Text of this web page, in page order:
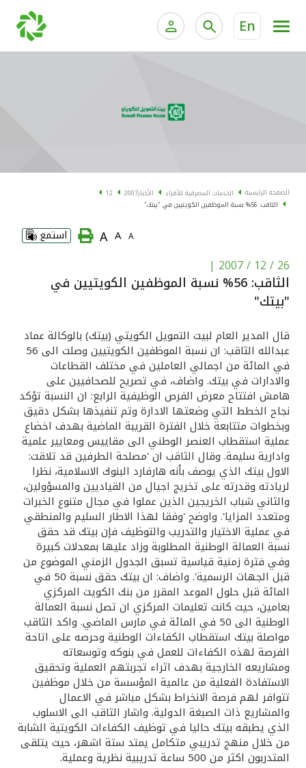
En
الخدمات المصرفية الإلكترونية للشركات
البطاقات
"برامج العملاء"
الاستثمار
القنوات المصرفية
أدوات وخدمات
خدمات ما بعد البيع
اتصل بنا
مواقع الفروع وأجهزة الصرف الآلي
ألمانيا
ماليزيا
تركيا
مصر
المملكة المتحدة
مملكة البحرين
الصفحة الرئيسية الخدمات المصرفية للأفراد الأخبار2007
12
الثاقب: 56% نسبة الموظفين الكويتيين في "بيتك"
A
A
A استمع
26 / 12 / 2007
|
الثاقب: 56% نسبة الموظفين الكويتيين في
"بيتك"
قال المدير العام لبيت التمويل الكويتي (بيتك) بالوكالة عماد
عبدالله الثاقب: ان نسبة الموظفين الكويتيين وصلت الى 56
في المائة من اجمالي العاملين في مختلف القطاعات
والادارات في بيتك. واضاف، في تصريح للصحافيين على
هامش افتتاح معرض الفرص الوظيفية الرابع: ان النسبة تؤكد
نجاح الخطط التي وضعتها الادارة وتم تنفيذها بشكل دقيق
وبخطوات متتابعة خلال الفترة القريبة الماضية بهدف اخضاع
عملية استقطاب العنصر الوطني الى مقاييس ومعايير علمية
وادارية سليمة. وقال الثاقب ان 'مصلحة الطرفين قد تلاقت:
الاول بيتك الذي يوصف بأنه هارفارد البنوك الاسلامية، نظرا
لريادته وقدرته على تخريج اجيال من القياديين والمسؤولين،
والثاني شباب الخريجين الذين عملوا في مجال متنوع الخبرات
ومتعدد المزايا'. واوضح 'وفقا لهذا الاطار السليم والمنطقي
في عملية الاختيار والتدريب والتوظيف فإن بيتك قد حقق
نسبة العمالة الوطنية المطلوبة وزاد عليها بمعدلات كبيرة
وفي فترة زمنية قياسية تسبق الجدول الزمني الموضوع من
قبل الجهات الرسمية'. واضاف: ان بيتك حقق نسبة 50 في
المائة قبل حلول الموعد المقرر من بنك الكويت المركزي
بعامين، حيث كانت تعليمات المركزي ان تصل نسبة العمالة
الوطنية الى 50 في المائة في مارس الماضي. واكد الثاقب
مواصلة بيتك استقطاب الكفاءات الوطنية وحرصه على اتاحة
الفرصة لهذه الكفاءات للعمل في بنوكه وتوسعاته
ومشاريعه الخارجية بهدف اثراء تجربتهم العملية وتحقيق
الاستفادة الفعلية من عالمية المؤسسة من خلال موظفين
تتوافر لهم فرصة الانخراط بشكل مباشر في الاعمال
والمشاريع ذات الصبغة الدولية. واشار الثاقب الى الاسلوب
الذي يطبقه بيتك حاليا في توظيف الكفاءات الكويتية الشابة
من خلال منهج تدريبي متكامل يمتد ستة اشهر، حيث يتلقى
المتدربون اكثر من 500 ساعة تدريبية نظرية وعملية.